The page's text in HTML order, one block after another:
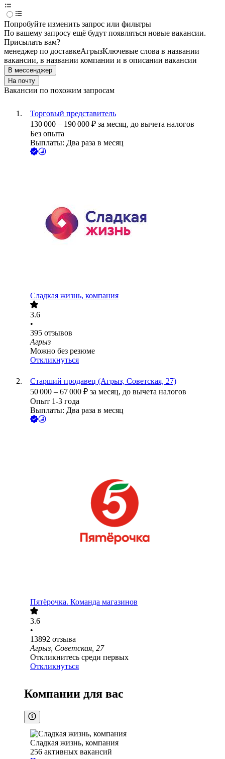
Попробуйте изменить запрос или фильтры
По вашему запросу ещё будут появляться новые вакансии.
Присылать вам?
менеджер по доставкеАгрызКлючевые слова в названии
вакансии, в названии компании и в описании вакансии
В мессенджер
На почту
Вакансии по похожим запросам
Торговый представитель
130 000 – 190 000 ₽ за месяц, до вычета налогов
Без опыта
Выплаты: Два раза в месяц
Сладкая жизнь, компания
3.6
•
395 отзывов
Агрыз
Можно без резюме
Откликнуться
Старший продавец (Агрыз, Советская, 27)
50 000 – 67 000 ₽ за месяц, до вычета налогов
Опыт 1-3 года
Выплаты: Два раза в месяц
Пятёрочка. Команда магазинов
3.6
•
13892 отзыва
Агрыз, Советская, 27
Откликнитесь среди первых
Откликнуться
Компании для вас
Сладкая жизнь, компания
256 активных вакансий